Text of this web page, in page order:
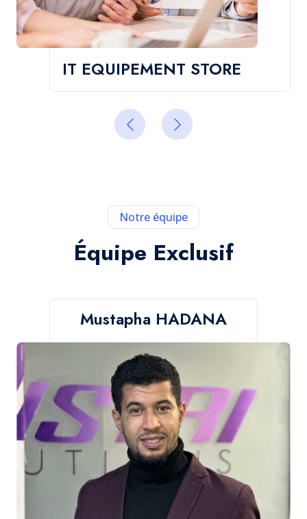
IT EQUIPEMENT STORE
Notre équipe
Équipe Exclusif
Mustapha HADANA